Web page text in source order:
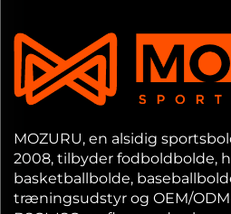
MOZURU, en alsidig
2008, tilbyder fodboldbolde,
basketballbolde,
træningsudstyr og OEM/